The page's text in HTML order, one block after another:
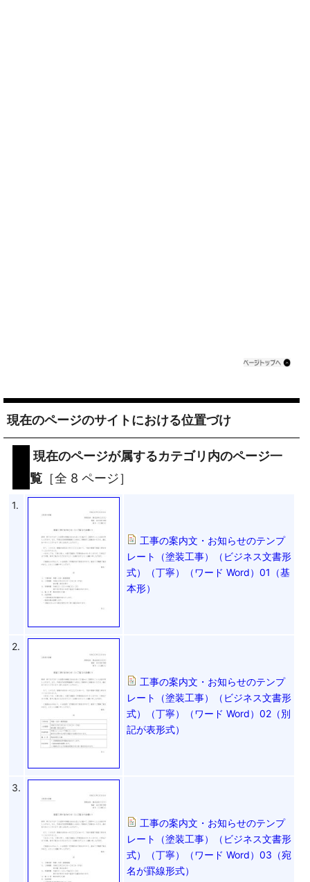
現在のページのサイトにおける位置づけ
現在のページが属するカテゴリ内のページ一
覧 ［全 8 ページ］
1.
工事の案内文・お知らせのテンプ
レート（塗装工事）（ビジネス文書形
式）（丁寧）（ワード Word）01（基
本形）
2.
工事の案内文・お知らせのテンプ
レート（塗装工事）（ビジネス文書形
式）（丁寧）（ワード Word）02（別
記が表形式）
3.
工事の案内文・お知らせのテンプ
レート（塗装工事）（ビジネス文書形
式）（丁寧）（ワード Word）03（宛
名が罫線形式）